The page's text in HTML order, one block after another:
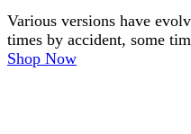
Various versions have
times by accident, some
Shop Now